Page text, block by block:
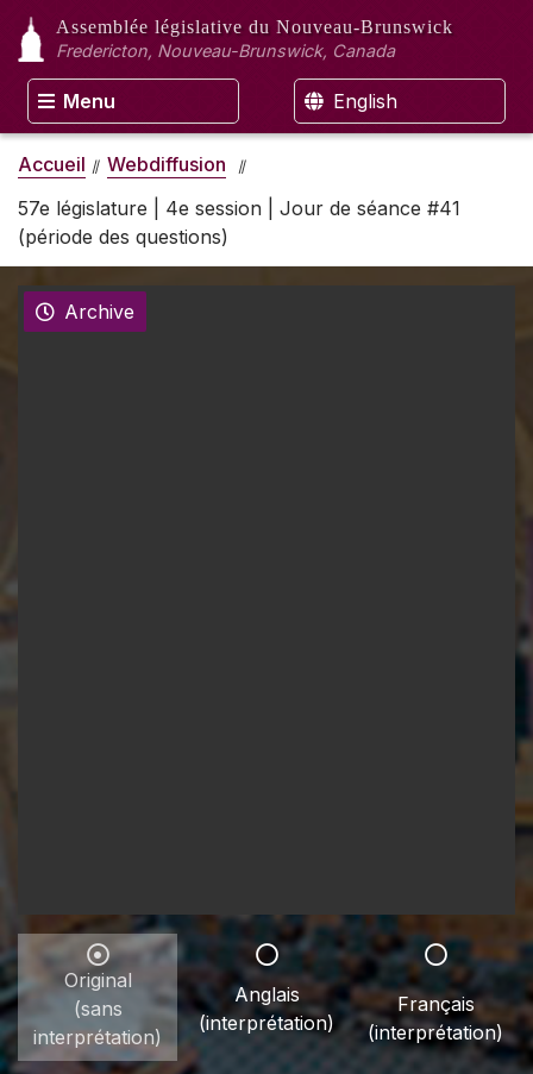
Assemblée législative du Nouveau-Brunswick
Fredericton, Nouveau-Brunswick, Canada
Menu English
Accueil
Webdiffusion
57e législature | 4e session | Jour de séance #41
(période des questions)
Archive
Original
(sans
interprétation)
Anglais
(interprétation)
Français
(interprétation)